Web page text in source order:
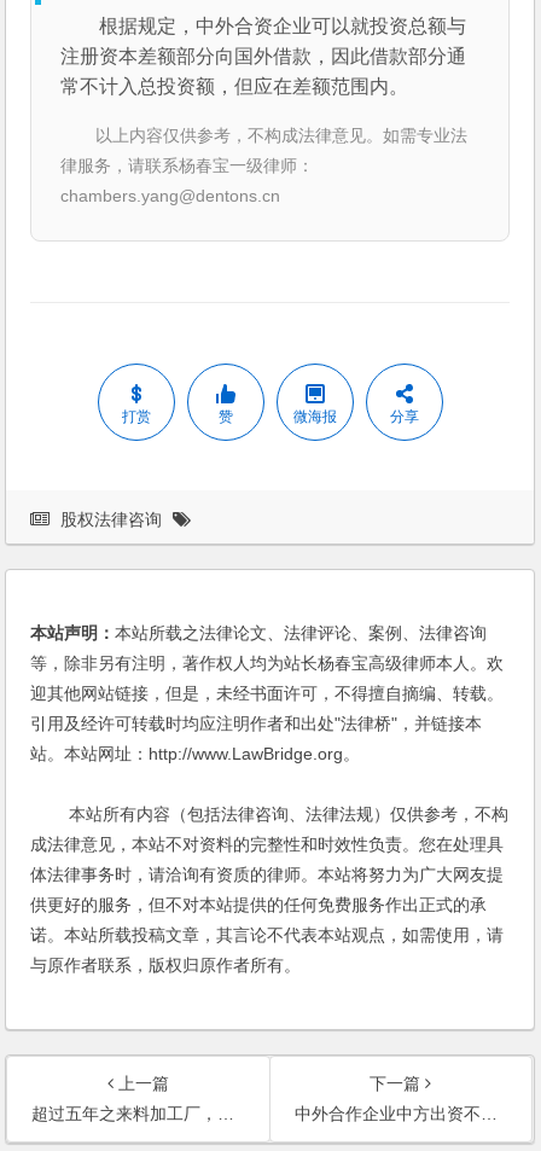
根据规定，中外合资企业可以就投资总额与
注册资本差额部分向国外借款，因此借款部分通
常不计入总投资额，但应在差额范围内。
以上内容仅供参考，不构成法律意见。如需专业法
律服务，请联系杨春宝一级律师：
chambers.yang@dentons.cn
打赏 赞 微海报 分享
股权法律咨询
本站声明：本站所载之法律论文、法律评论、案例、法律咨询
等，除非另有注明，著作权人均为站长杨春宝高级律师本人。欢
迎其他网站链接，但是，未经书面许可，不得擅自摘编、转载。
引用及经许可转载时均应注明作者和出处"法律桥"，并链接本
站。本站网址：http://www.LawBridge.org。
本站所有内容（包括法律咨询、法律法规）仅供参考，不构
成法律意见，本站不对资料的完整性和时效性负责。您在处理具
体法律事务时，请洽询有资质的律师。本站将努力为广大网友提
供更好的服务，但不对本站提供的任何免费服务作出正式的承
诺。本站所载投稿文章，其言论不代表本站观点，如需使用，请
与原作者联系，版权归原作者所有。
上一篇
超过五年之来料加工厂，是否可以有有限之内销？(2003)
下一篇
中外合作企业中方出资不到位怎么办？(2002)